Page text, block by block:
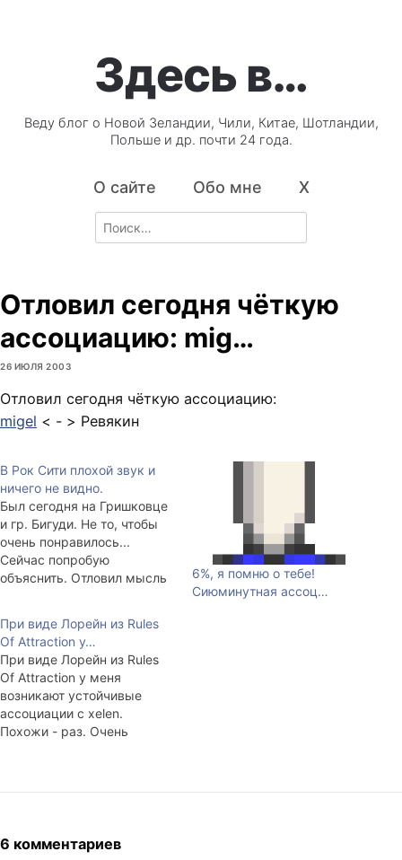
Здесь в…
Веду блог о Новой Зеландии, Чили, Китае, Шотландии,
Польше и др. почти 24 года.
О сайте Обо мне X
Search
for:
Отловил сегодня чёткую
ассоциацию: mig…
26 ИЮЛЯ 2003
Отловил сегодня чёткую ассоциацию:
migel < - > Ревякин
В Рок Сити плохой звук и
ничего не видно.
Был сегодня на Гришковце
и гр. Бигуди. Не то, чтобы
очень понравилось...
Сейчас попробую
объяснить. Отловил мысль
Гришковца больше, чем три
раза. Ещё осталось
ощущение, что мало
материала двух альбомов
для полноценной
культпрограммы.
Пробивная shc, которая
6%, я помню о тебе!
Сиюминутная ассоц…
При виде Лорейн из Rules
Of Attraction у…
При виде Лорейн из Rules
Of Attraction у меня
возникают устойчивые
ассоциации с xelen.
Похожи - раз. Очень
6 комментариев